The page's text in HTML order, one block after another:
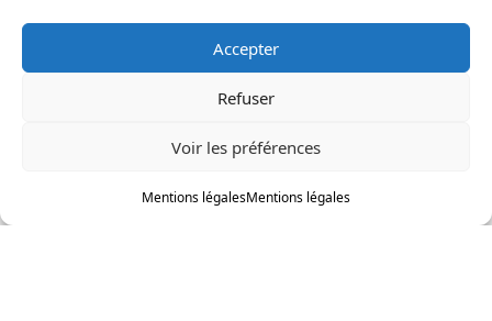
Accepter
Refuser
Voir les préférences
Mentions légalesMentions légales
contact@motsditsmotslus.com
Je lis, je m'inscris